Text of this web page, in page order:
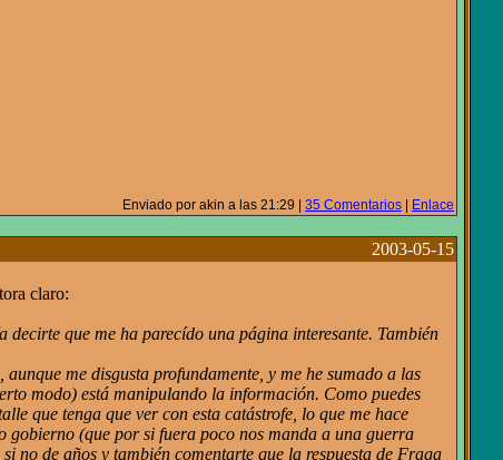
Enviado por akin a las 21:29 | 35 Comentarios Enlace
2003-05-15
claro:
que me ha parecído una página interesante. También
me disgusta profundamente, y me he sumado a las
modo) está manipulando la información. Como puedes
que tenga que ver con esta catástrofe, lo que me hace
gobierno (que por si fuera poco nos manda a una guerra
no de años y también comentarte que la respuesta de Fraga